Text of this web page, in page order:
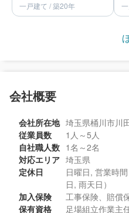
一戸建て / 築20年
会社概要
会社所在地 埼玉県桶川市川
従業員数
1人～5人
自社職人数 1名～2名
対応エリア 埼玉県
定休日
日曜日, 営業時
日, 雨天日）
加入保険
工事保険、賠償
保有資格
足場組立作業主